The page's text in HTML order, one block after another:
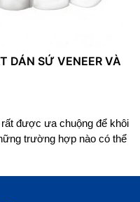
DÁN SỨ VENEER VÀ
được ưa chuộng để khôi
trường hợp nào có thể